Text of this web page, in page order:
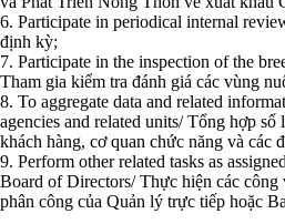
6. Participate in periodical internal
định kỳ;
7. Participate in the inspection of the
Tham gia kiểm tra đánh giá các vùng
8. To aggregate data and related
agencies and related units/ Tổng hợp
khách hàng, cơ quan chức năng và các
9. Perform other related tasks as
Board of Directors/ Thực hiện các công
phân công của Quản lý trực tiếp hoặc